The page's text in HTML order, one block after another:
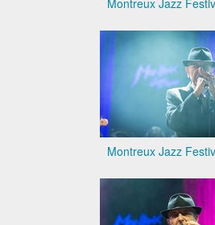
Montreux Jazz
Montreux Jazz